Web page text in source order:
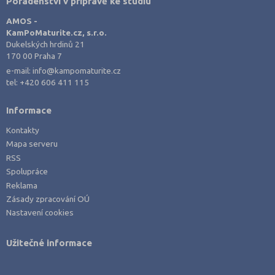
AMOS -
KamPoMaturite.cz, s.r.o.
Dukelských hrdinů 21
170 00 Praha 7
e-mail:info@kampomaturite.cz
tel: +420 606 411 115
Informace
Kontakty
Mapa serveru
RSS
Spolupráce
Reklama
Zásady zpracování OÚ
Nastavení cookies
Užitečné informace